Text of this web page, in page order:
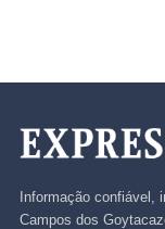
Informação confiável,
Campos dos